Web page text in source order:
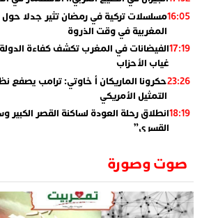
16:05مسلسلات تركية في رمضان تثير جدلا حول
المغربية في وقت الذروة
17:19الفيضانات في المغرب تكشف كفاءة الدولة
غياب الأحزاب
23:26حكرونا الماريكان أ خاوتي: ترامب يصفع
التمثيل الأمريكي
18:19انطلاق رحلة العودة لساكنة القصر الكبير
القسري”
01:55
​”لارام”.. 3 خطوط أخرى نحو إسبانيا
14:37الاعلامي حسن فاتح.. لهذا السبب يرفض بعض
تعيين السكتيوي
صوت وصورة